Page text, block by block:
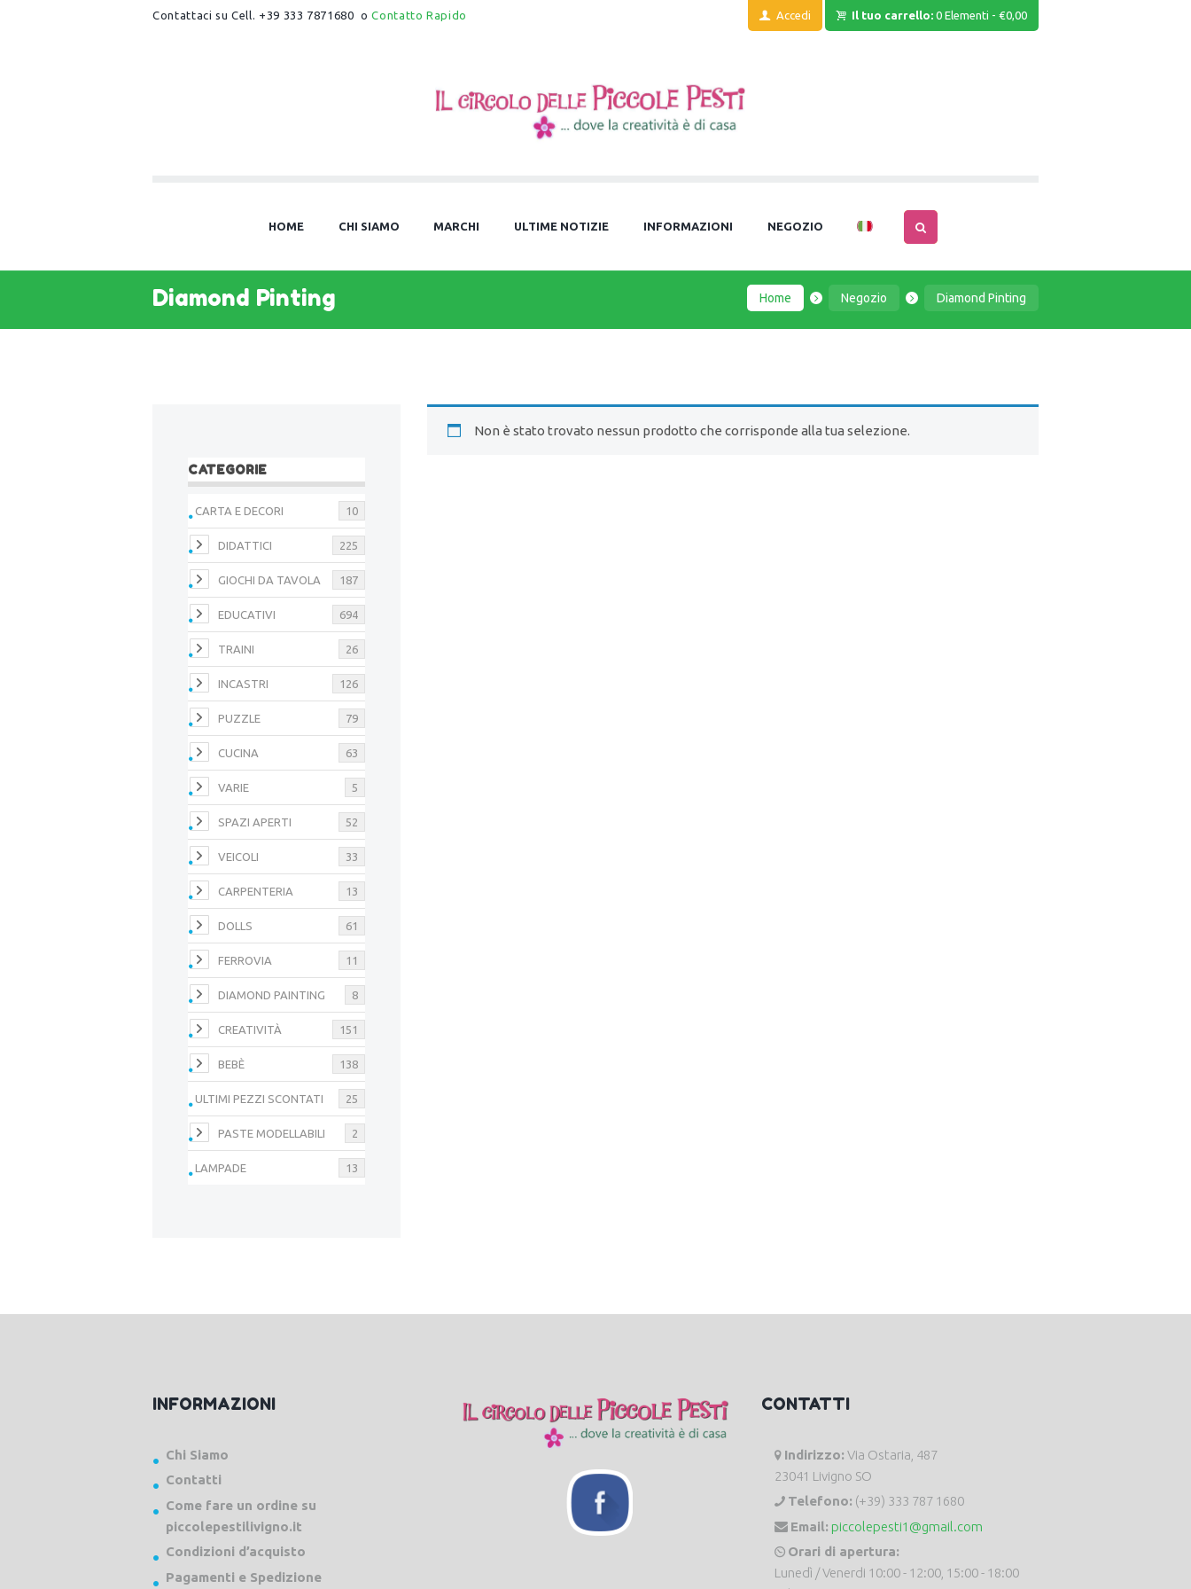
Contattaci su Cell. +39 333 7871680 oContatto Rapido Accedi Il tuo carrello: 0 Elementi -€0,00
HOME CHI SIAMO MARCHI ULTIME NOTIZIE INFORMAZIONI NEGOZIO
Diamond Pinting Home Negozio Diamond Pinting
Non è stato trovato nessun prodotto che corrisponde alla tua selezione.
CATEGORIE
CARTA E DECORI 10
DIDATTICI 225
GIOCHI DA TAVOLA 187
EDUCATIVI 694
TRAINI 26
INCASTRI 126
PUZZLE 79
CUCINA 63
VARIE 5
SPAZI APERTI 52
VEICOLI 33
CARPENTERIA 13
DOLLS 61
FERROVIA 11
DIAMOND PAINTING 8
CREATIVITÀ 151
BEBÈ 138
ULTIMI PEZZI SCONTATI 25
PASTE MODELLABILI 2
LAMPADE 13
INFORMAZIONI
Chi Siamo
Contatti
Come fare un ordine su
piccolepestilivigno.it
Condizioni d’acquisto
Pagamenti e Spedizione
CONTATTI
Indirizzo: Via Ostaria, 487
23041 Livigno SO
Telefono: (+39) 333 787 1680
Email: piccolepesti1@gmail.com
Orari di apertura:
Lunedì / Venerdi 10:00 - 12:00, 15:00 - 18:00